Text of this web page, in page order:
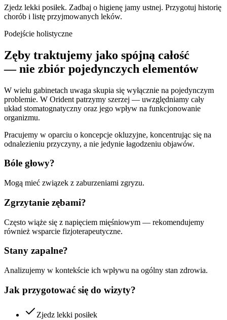
Zjedz lekki posiłek. Zadbaj o higienę jamy ustnej. Przygotuj historię
chorób i listę przyjmowanych leków.
Podejście holistyczne
Zęby traktujemy jako spójną całość
— nie zbiór pojedynczych elementów
W wielu gabinetach uwaga skupia się wyłącznie na pojedynczym
problemie. W Orident patrzymy szerzej — uwzględniamy cały
układ stomatognatyczny oraz jego wpływ na funkcjonowanie
organizmu.
Pracujemy w oparciu o koncepcje okluzyjne, koncentrując się na
odnalezieniu przyczyny, a nie jedynie łagodzeniu objawów.
Bóle głowy?
Mogą mieć związek z zaburzeniami zgryzu.
Zgrzytanie zębami?
Często wiąże się z napięciem mięśniowym — rekomendujemy
również wsparcie fizjoterapeutyczne.
Stany zapalne?
Analizujemy w kontekście ich wpływu na ogólny stan zdrowia.
Jak przygotować się do wizyty?
Zjedz lekki posiłek